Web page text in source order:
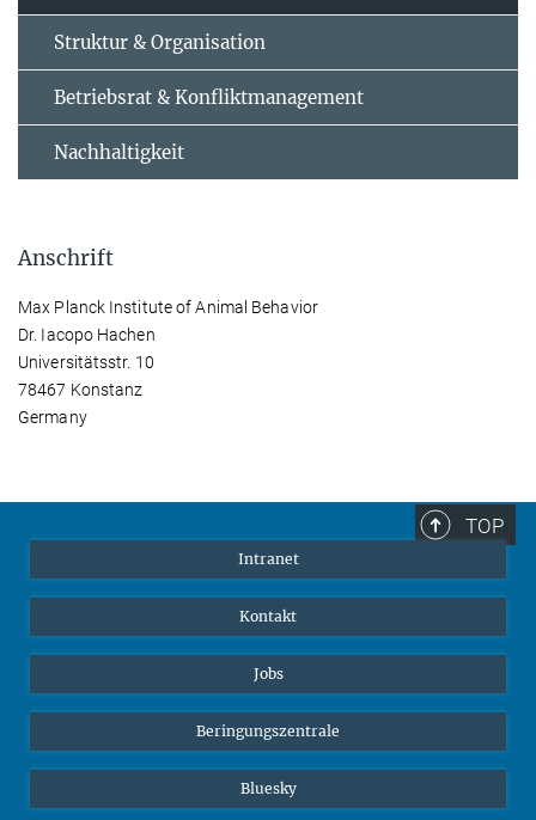
Struktur & Organisation
Betriebsrat & Konfliktmanagement
Nachhaltigkeit
Anschrift
Max Planck Institute of Animal Behavior
Dr. Iacopo Hachen
Universitätsstr. 10
78467 Konstanz
Germany
TOP
Intranet
Kontakt
Jobs
Beringungszentrale
Bluesky